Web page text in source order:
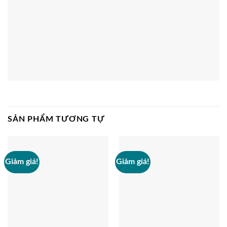
SẢN PHẨM TƯƠNG TỰ
Giảm giá! Giảm giá!